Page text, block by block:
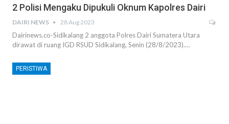
2 Polisi Mengaku Dipukuli Oknum Kapolres Dairi
DAIRI NEWS 28 Aug 2023
Dairinews.co-Sidikalang 2 anggota Polres Dairi Sumatera Utara
dirawat di ruang IGD RSUD Sidikalang, Senin (28/8/2023).…
PERISTIWA